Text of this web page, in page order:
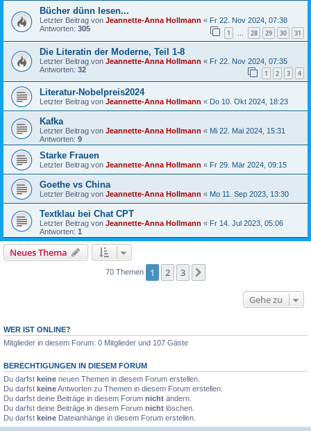
Bücher dünn lesen...
Letzter Beitrag von Jeannette-Anna Hollmann « Fr 22. Nov 2024, 07:38
Antworten: 305 1 … 28 29 30 31
Die Literatin der Moderne, Teil 1-8
Letzter Beitrag von Jeannette-Anna Hollmann « Fr 22. Nov 2024, 07:35
Antworten: 32 1 2 3 4
Literatur-Nobelpreis2024
Letzter Beitrag von Jeannette-Anna Hollmann « Do 10. Okt 2024, 18:23
Kafka
Letzter Beitrag von Jeannette-Anna Hollmann « Mi 22. Mai 2024, 15:31
Antworten: 9
Starke Frauen
Letzter Beitrag von Jeannette-Anna Hollmann « Fr 29. Mär 2024, 09:15
Goethe vs China
Letzter Beitrag von Jeannette-Anna Hollmann « Mo 11. Sep 2023, 13:30
Textklau bei Chat CPT
Letzter Beitrag von Jeannette-Anna Hollmann « Fr 14. Jul 2023, 05:06
Antworten: 1
Neues Thema
70 Themen 1 2 3
Gehe zu
WER IST ONLINE?
Mitglieder in diesem Forum: 0 Mitglieder und 107 Gäste
BERECHTIGUNGEN IN DIESEM FORUM
Du darfst keine neuen Themen in diesem Forum erstellen.
Du darfst keineAntworten zu Themen in diesem Forum erstellen.
Du darfst deine Beiträge in diesem Forum nicht ändern.
Du darfst deine Beiträge in diesem Forum nicht löschen.
Du darfst keine Dateianhänge in diesem Forum erstellen.